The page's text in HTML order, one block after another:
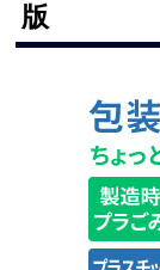
版